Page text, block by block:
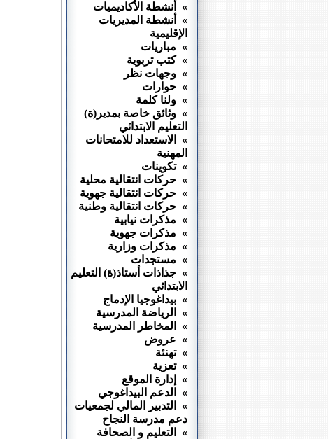
» أنشطة الأكاديميات
» أنشطة المديريات
الإقليمية
» مباريات
» كتب تربوية
» وجهات نظر
» حوارات
» ولنا كلمة
» وثائق خاصة بمدير(ة)
التعليم الابتدائي
» الاستعداد للامتحانات
المهنية
» تكوينات
» حركات انتقالية محلية
» حركات انتقالية جهوية
» حركات انتقالية وطنية
» مذكرات نيابية
» مذكرات جهوية
» مذكرات وزارية
» مستجدات
» جذاذات أستاذ(ة) التعليم
الابتدائي
» بيداغوجيا الإدماج
» الرياضة المدرسية
» المخاطر المدرسية
» عروض
» تهنئة
» تعزية
» إدارة الموقع
» الدعم البيداغوجي
» التدبير المالي لجمعيات
دعم مدرسة النجاح
» التعليم و الصحافة